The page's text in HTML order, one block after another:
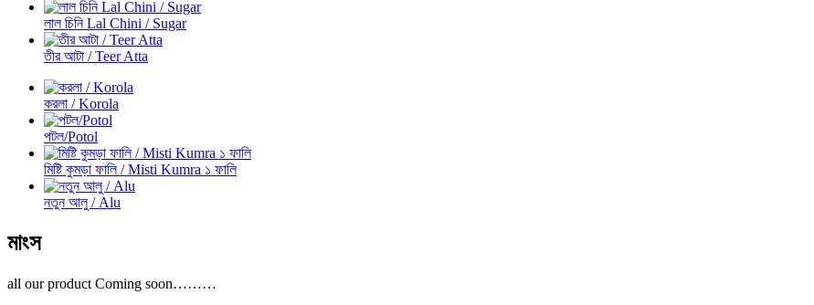
লাল চিনি Lal Chini / Sugar
তীর আটা / Teer Atta
করলা / Korola
পটল/Potol
মিষ্টি কুমড়া ফালি / Misti Kumra ১ ফালি
নতুন আলু / Alu
মাংস
all our product Coming soon………